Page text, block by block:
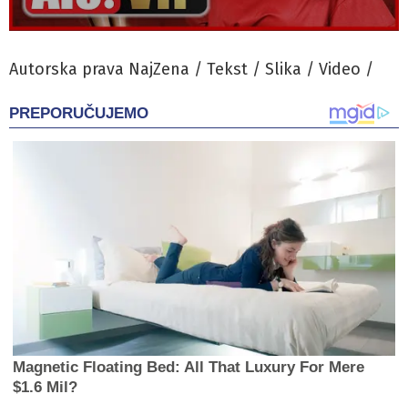
Autorska prava NajZena / Tekst / Slika / Video /